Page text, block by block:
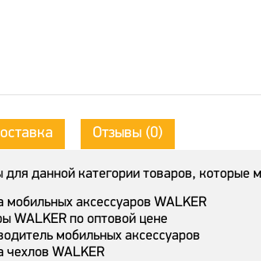
Отзывы (0)
данной категории товаров,
аксессуаров WALKER
WALKER по оптовой цене
мобильных аксессуаров
WALKER